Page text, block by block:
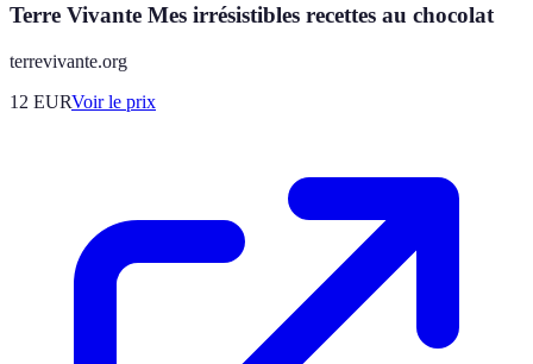
Terre Vivante Mes irrésistibles recettes au chocolat
terrevivante.org
12 EURVoir le prix